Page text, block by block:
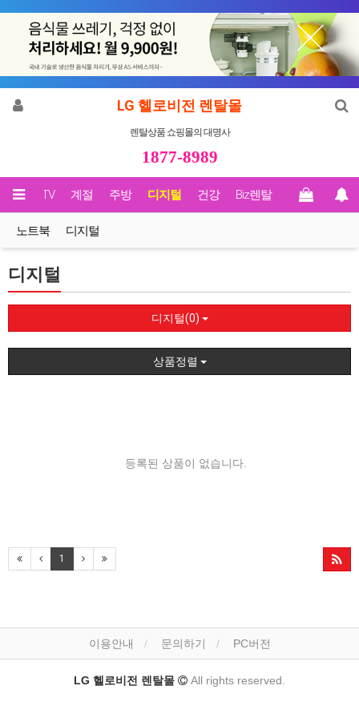
LG 헬로비전 렌탈몰
렌탈상품 쇼핑몰의 대명사
1877-8989
영상/TV 계절 주방 디지털 건강 Biz렌탈
노트북 디지털
디지털
디지털(0)
상품정렬
등록된 상품이 없습니다.
1
이용안내 문의하기 PC버전
LG 헬로비전 렌탈몰 All rights reserved.